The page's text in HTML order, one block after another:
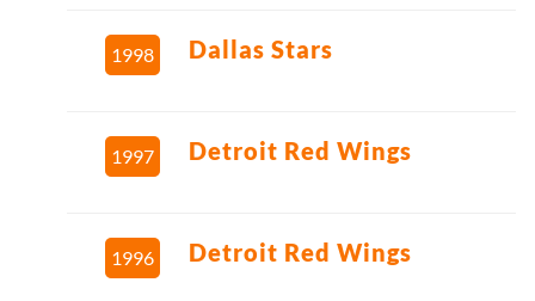
1998 Dallas Stars
1997 Detroit Red Wings
1996 Detroit Red Wings